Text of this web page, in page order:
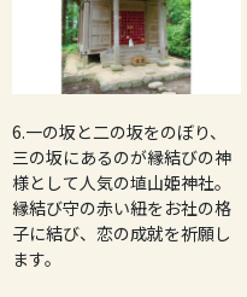
6.一の坂と二の坂をのぼり、
三の坂にあるのが縁結びの神
様として人気の埴山姫神社。
縁結び守の赤い紐をお社の格
子に結び、恋の成就を祈願し
ます。